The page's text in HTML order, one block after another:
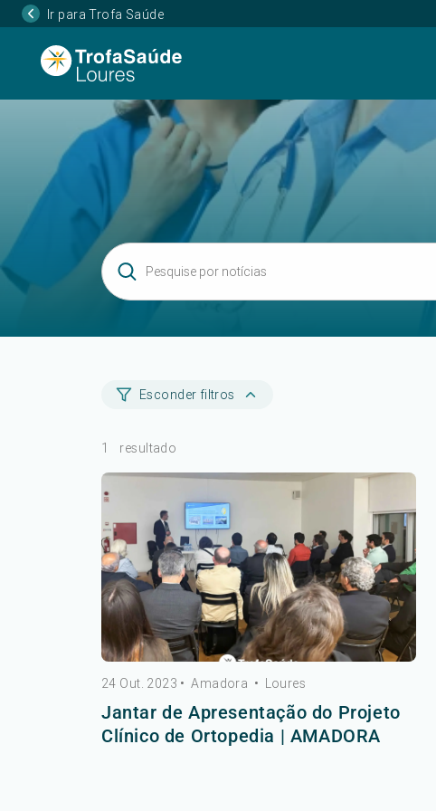
Ir para Trofa Saúde
Esconder filtros
1 resultado
24 Out. 2023 • Amadora • Loures
Jantar de Apresentação do Projeto
Clínico de Ortopedia | AMADORA